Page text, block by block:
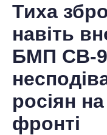
Тиха
навіть
БМП СВ-
росіян
фронті